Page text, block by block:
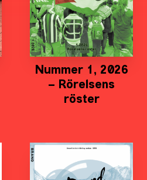
Nummer 1, 2026
– Rörelsens
röster